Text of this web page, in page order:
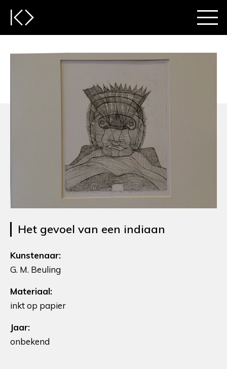
Het gevoel van een indiaan
Kunstenaar:
G. M. Beuling
Materiaal:
inkt op papier
Jaar:
onbekend